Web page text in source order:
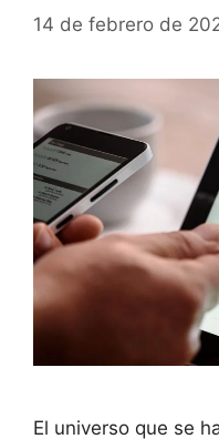
14 de febrero de
El universo que se